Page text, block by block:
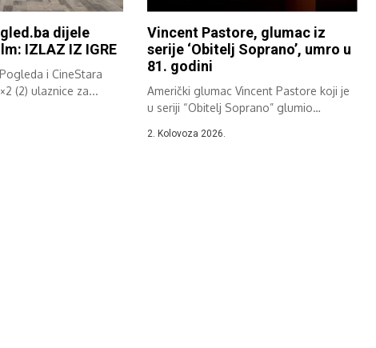
dijele
IZLAZ IZ IGRE
i CineStara
(2) ulaznice za...
Vincent Pastore, glumac iz
serije ‘Obitelj Soprano’, umro u
81. godini
Američki glumac Vincent Pastore koji je
u seriji “Obitelj Soprano” glumio
2. Kolovoza 2026.